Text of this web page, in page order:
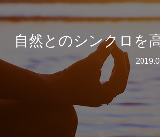
自然とのシンクロを